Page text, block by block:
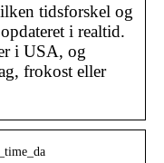
tidsforskel og
i realtid.
i USA, og
frokost eller